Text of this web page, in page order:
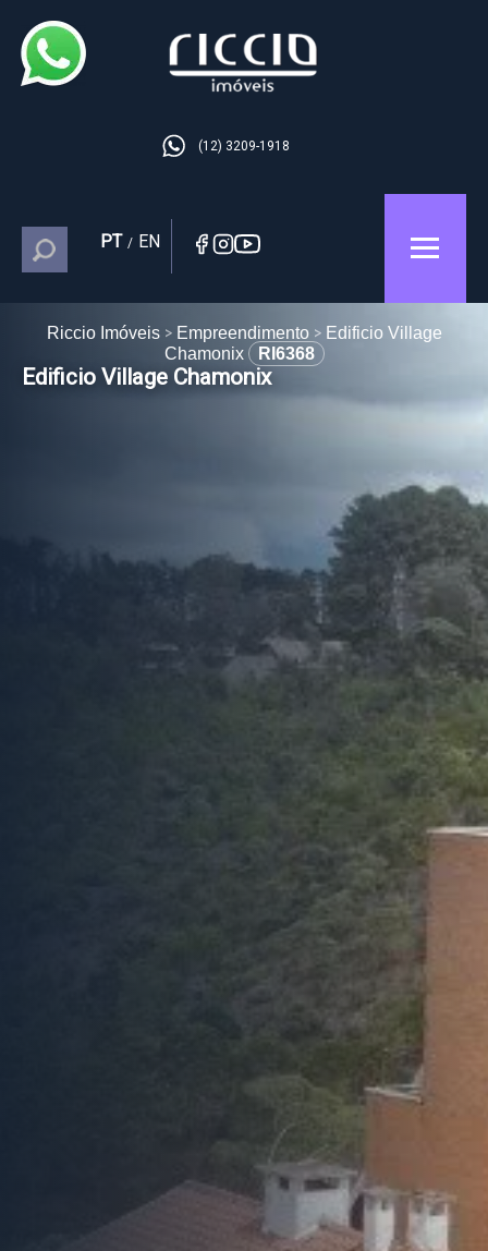
(12) 3209-1918
PT / EN
Riccio Imóveis Empreendimento
Edificio Village
Chamonix
RI6368
Edificio Village Chamonix